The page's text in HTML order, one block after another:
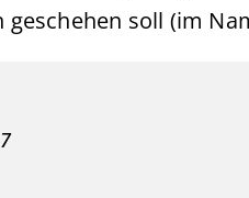
soll (im